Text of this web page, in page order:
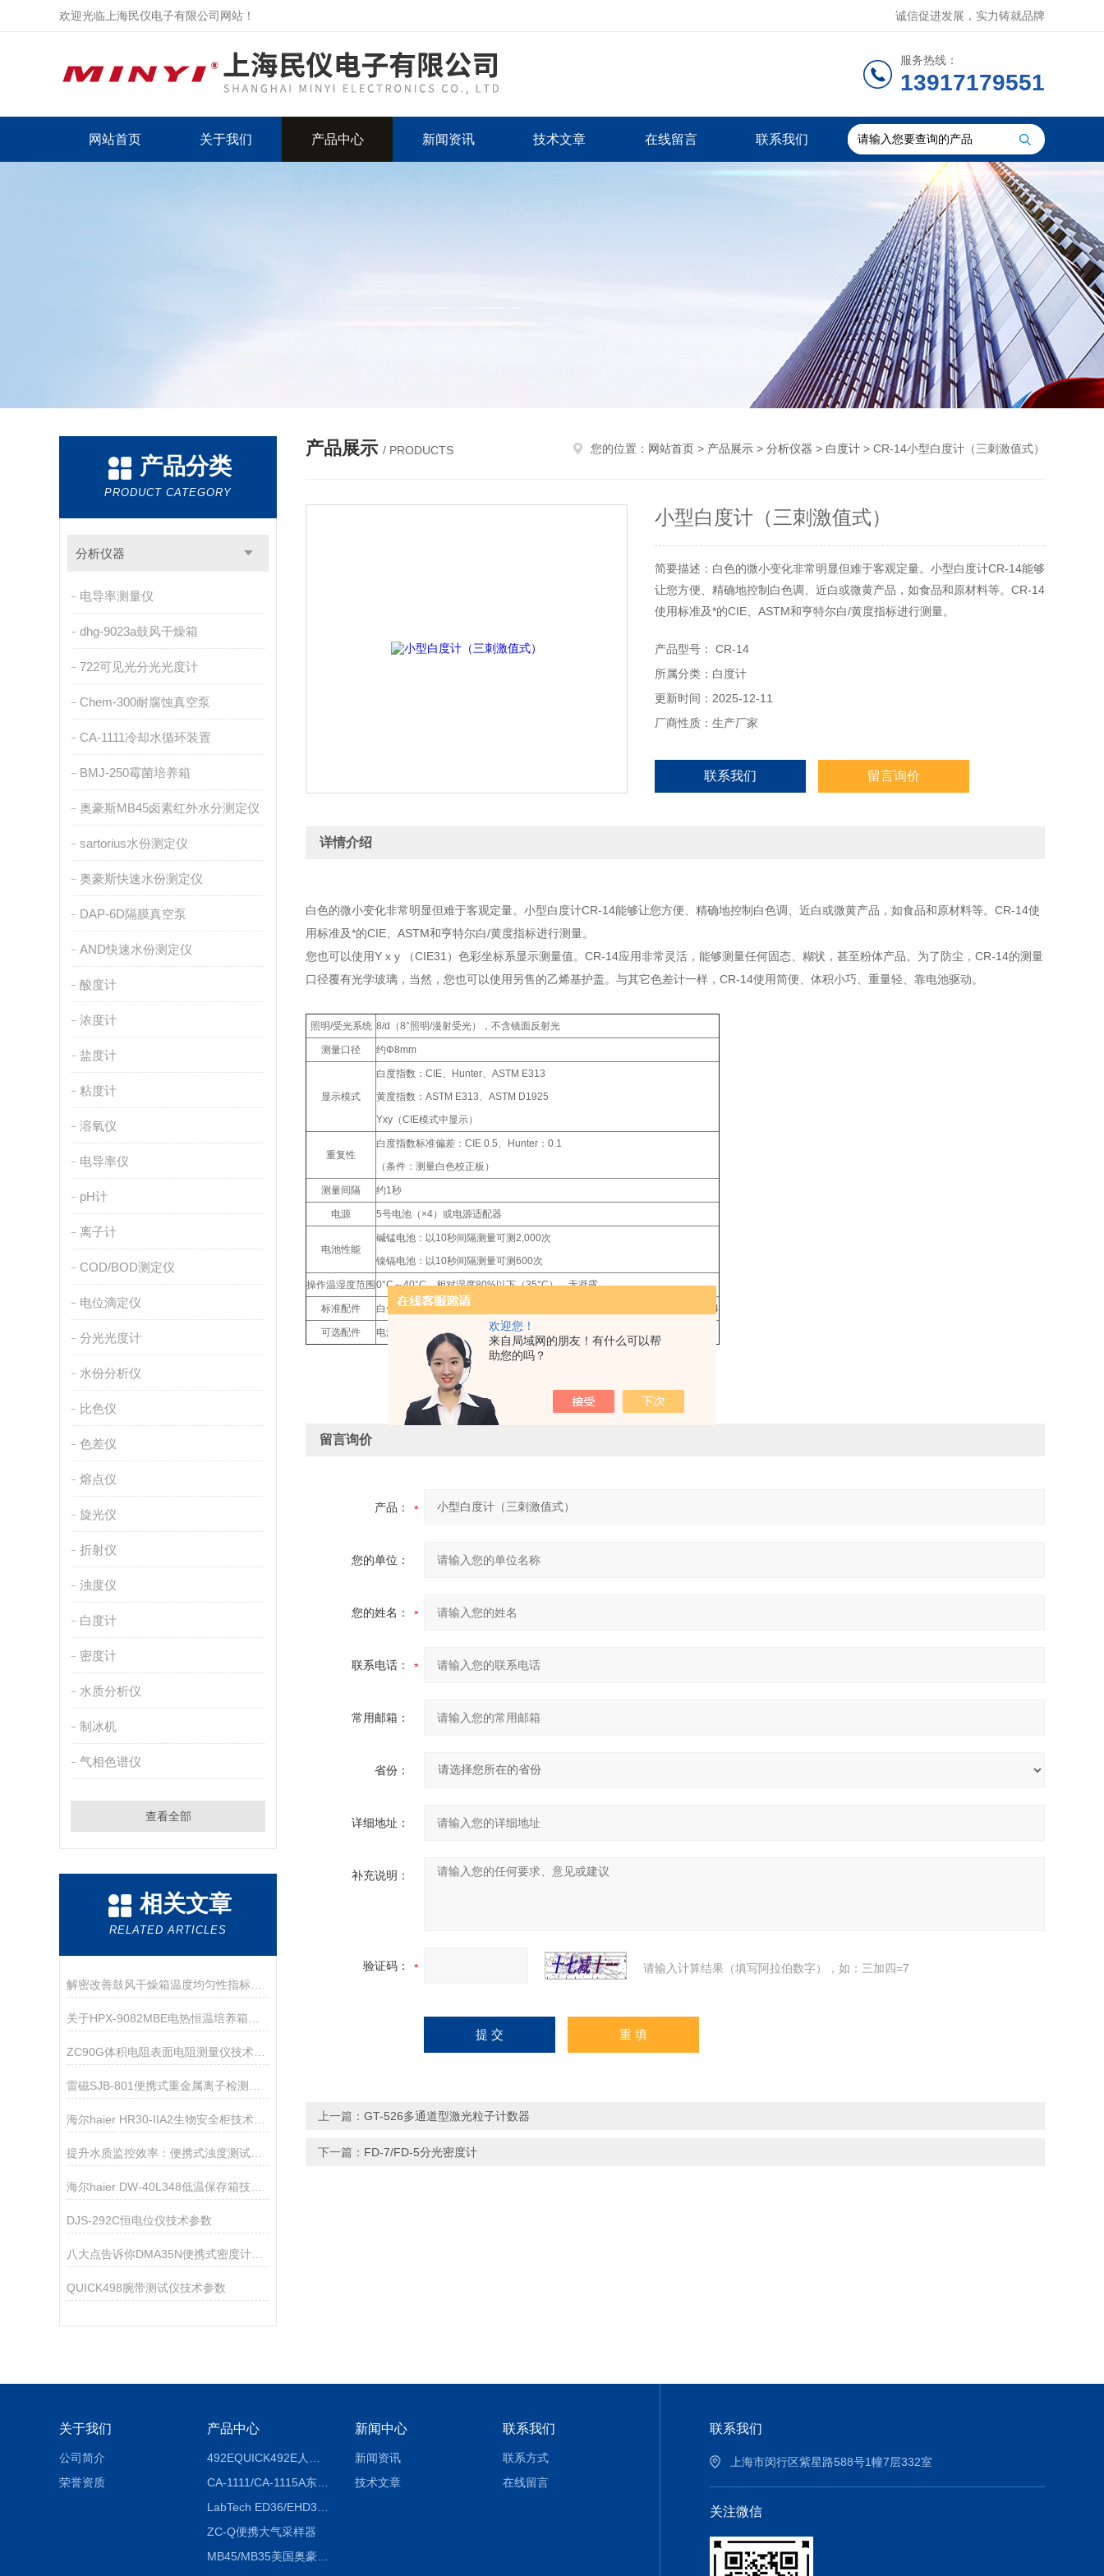
欢迎您！
来自局域网的朋友！有什么可以帮
助您的吗？
欢迎光临上海民仪电子有限公司网站！ 诚信促进发展，实力铸就品牌
服务热线：
13917179551
网站首页 关于我们 产品中心 新闻资讯 技术文章 在线留言 联系我们
产品分类
PRODUCT CATEGORY
分析仪器
电导率测量仪
dhg-9023a鼓风干燥箱
722可见光分光光度计
Chem-300耐腐蚀真空泵
CA-1111冷却水循环装置
BMJ-250霉菌培养箱
奥豪斯MB45卤素红外水分测定仪
sartorius水份测定仪
奥豪斯快速水份测定仪
DAP-6D隔膜真空泵
AND快速水份测定仪
酸度计
浓度计
盐度计
粘度计
溶氧仪
电导率仪
pH计
离子计
COD/BOD测定仪
电位滴定仪
分光光度计
水份分析仪
比色仪
色差仪
熔点仪
旋光仪
折射仪
浊度仪
白度计
密度计
水质分析仪
制冰机
气相色谱仪
查看全部
相关文章
RELATED ARTICLES
ZC90G体积电阻表面电阻测量仪技术参数
海尔haier HR30-IIA2生物安全柜技术资料
海尔haier DW-40L348低温保存箱技术资料
DJS-292C恒电位仪技术参数
八大点告诉你DMA35N便携式密度计是多么的优秀
QUICK498腕带测试仪技术参数
产品展示 / PRODUCTS 您的位置： 网站首页 > 产品展示 > 分析仪器 > 白度计 > CR-14小型白度计（三刺激值式）
小型白度计（三刺激值式）
简要描述：白色的微小变化非常明显但难于客观定量。小型白度计CR-14能够
让您方便、精确地控制白色调、近白或微黄产品，如食品和原材料等。CR-14
使用标准及*的CIE、ASTM和亨特尔白/黄度指标进行测量。
产品型号： CR-14
所属分类：白度计
更新时间：2025-12-11
厂商性质：生产厂家
联系我们 留言询价
详情介绍
白色的微小变化非常明显但难于客观定量。小型白度计CR-14能够让您方便、精确地控制白色调、近白或微黄产品，如食品和原材料等。CR-14使
用标准及*的CIE、ASTM和亨特尔白/黄度指标进行测量。
您也可以使用Y x y （CIE31）色彩坐标系显示测量值。CR-14应用非常灵活，能够测量任何固态、糊状，甚至粉体产品。为了防尘，CR-14的测量
口径覆有光学玻璃，当然，您也可以使用另售的乙烯基护盖。与其它色差计一样，CR-14使用简便、体积小巧、重量轻、靠电池驱动。
照明/受光系统 8/d（8°照明/漫射受光），不含镜面反射光
测量口径 约Φ8mm
显示模式
白度指数：CIE、Hunter、ASTM E313
黄度指数：ASTM E313、ASTM D1925
Yxy（CIE模式中显示）
重复性
白度指数标准偏差：CIE 0.5、Hunter：0.1
（条件：测量白色校正板）
测量间隔 约1秒
电源 5号电池（×4）或电源适配器
电池性能
碱锰电池：以10秒间隔测量可测2,000次
镍镉电池：以10秒间隔测量可测600次
操作温湿度范围 0°C～40°C，相对湿度80%以下（35°C），无凝露
标准配件 白色校正板CR-A74，软包CR-A68，保护盖CR-A79，腕带CR-73，5号电池×4
可选配件 电源适配器AC-A308，打印机连接线CR-A75，防尘套CR-A80
留言询价
产品：
您的单位：
您的姓名：
联系电话：
常用邮箱：
省份：
详细地址：
补充说明：
验证码： 请输入计算结果（填写阿拉伯数字），如：三加四=7
上一篇： GT-526多通道型激光粒子计数器
下一篇： FD-7/FD-5分光密度计
关于我们
公司简介
荣誉资质
产品中心
CA-1111/CA-1115A东京理化EYELA CA-1111/CA-1115A冷却水循环装置
ZC-Q便携大气采样器
MB45/MB35美国奥豪斯OHAUS MB45/MB35卤素红外水分测定仪
新闻中心
新闻资讯
技术文章
联系我们
联系方式
在线留言
联系我们
上海市闵行区紫星路588号1幢7层332室
关注微信